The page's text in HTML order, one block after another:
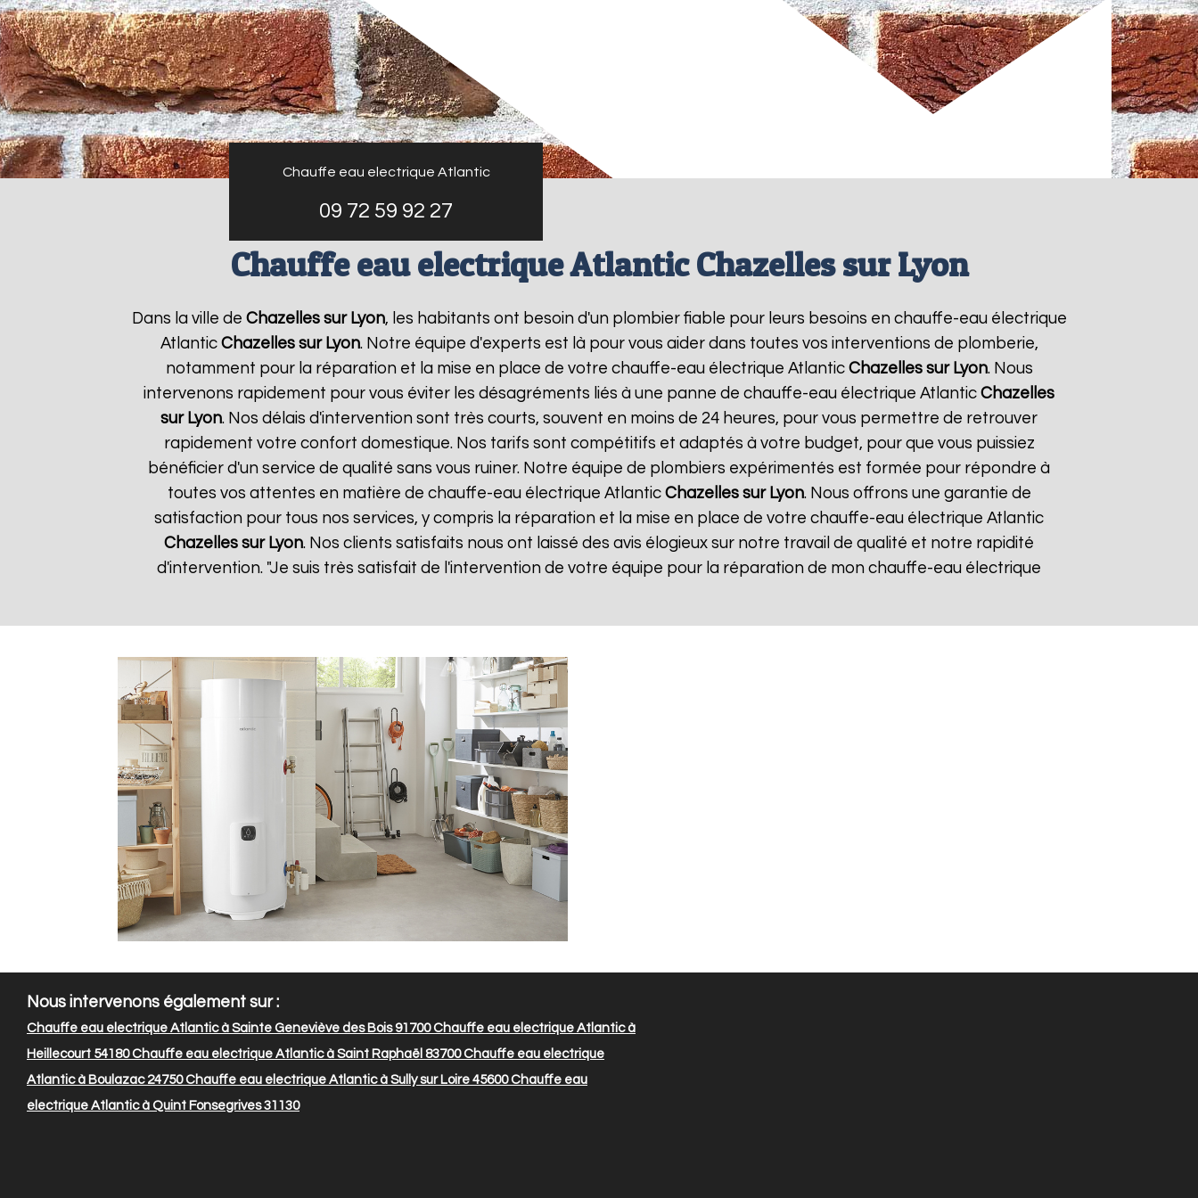
Chauffe eau electrique Atlantic
09 72 59 92 27
Chauffe eau electrique Atlantic Chazelles sur Lyon
Dans la ville de Chazelles sur Lyon, les habitants ont besoin d'un plombier fiable pour leurs besoins en chauffe-eau électrique
Atlantic Chazelles sur Lyon. Notre équipe d'experts est là pour vous aider dans toutes vos interventions de plomberie,
notamment pour la réparation et la mise en place de votre chauffe-eau électrique Atlantic Chazelles sur Lyon. Nous
intervenons rapidement pour vous éviter les désagréments liés à une panne de chauffe-eau électrique Atlantic Chazelles
sur Lyon. Nos délais d'intervention sont très courts, souvent en moins de 24 heures, pour vous permettre de retrouver
rapidement votre confort domestique. Nos tarifs sont compétitifs et adaptés à votre budget, pour que vous puissiez
bénéficier d'un service de qualité sans vous ruiner. Notre équipe de plombiers expérimentés est formée pour répondre à
toutes vos attentes en matière de chauffe-eau électrique Atlantic Chazelles sur Lyon. Nous offrons une garantie de
satisfaction pour tous nos services, y compris la réparation et la mise en place de votre chauffe-eau électrique Atlantic
Chazelles sur Lyon. Nos clients satisfaits nous ont laissé des avis élogieux sur notre travail de qualité et notre rapidité
d'intervention. "Je suis très satisfait de l'intervention de votre équipe pour la réparation de mon chauffe-eau électrique
Nous intervenons également sur :
Chauffe eau electrique Atlantic à Sainte Geneviève des Bois 91700Chauffe eau electrique Atlantic à
Heillecourt 54180Chauffe eau electrique Atlantic à Saint Raphaël 83700Chauffe eau electrique
Atlantic à Boulazac 24750Chauffe eau electrique Atlantic à Sully sur Loire 45600Chauffe eau
electrique Atlantic à Quint Fonsegrives 31130